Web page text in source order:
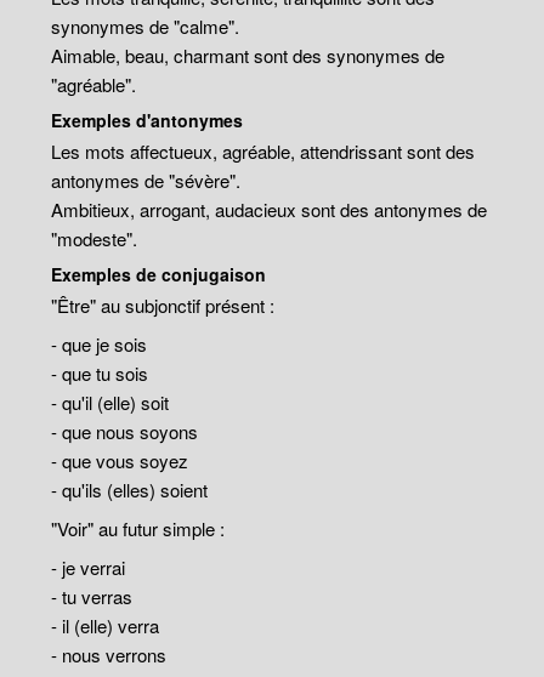
synonymes de "calme".
Aimable, beau, charmant sont des synonymes de
"agréable".
Exemples d'antonymes
Les mots affectueux, agréable, attendrissant sont des
antonymes de "sévère".
Ambitieux, arrogant, audacieux sont des antonymes de
"modeste".
Exemples de conjugaison
"Être" au subjonctif présent :
- que je sois
- que tu sois
- qu'il (elle) soit
- que nous soyons
- que vous soyez
- qu'ils (elles) soient
"Voir" au futur simple :
- je verrai
- tu verras
- il (elle) verra
- nous verrons